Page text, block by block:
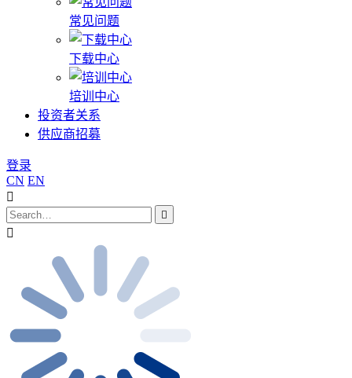
常见问题
下载中心
培训中心
投资者关系
供应商招募
登录
CN EN